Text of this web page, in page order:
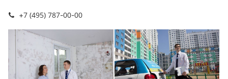
+7 (495) 787-00-00